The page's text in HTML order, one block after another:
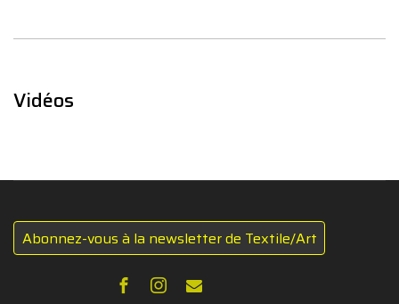
Vidéos
Abonnez-vous à la newsletter de Textile/Art